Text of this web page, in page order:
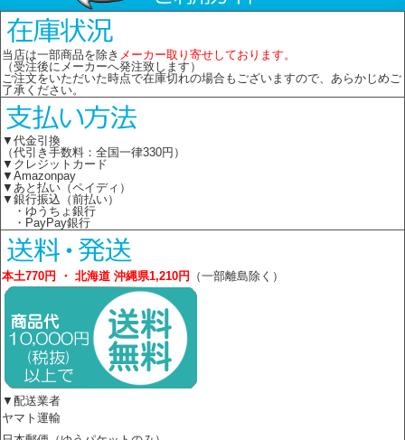
当店は一部商品を除き メーカー取り寄せしております。
（受注後にメーカーへ発注致します）
ご注文をいただいた時点で在庫切れの場合もございますので、あらかじめご
了承ください。
▼代金引換
（代引き手数料：全国一律330円）
▼クレジットカード
▼Amazonpay
▼あと払い（ペイディ）
▼銀行振込（前払い）
・ゆうちょ銀行
・PayPay銀行
本土770円 ・ 北海道 沖縄県1,210円 （一部離島除く）
▼配送業者
ヤマト運輸